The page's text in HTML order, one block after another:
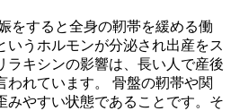
をすると全身の靭帯を緩める働
いうホルモンが分泌され出産をス
ラキシンの影響は、長い人で産後
われています。 骨盤の靭帯や関
みやすい状態であることです。そ